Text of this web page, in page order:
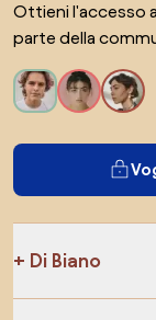
Ottieni l'accesso
parte della
Di Biano